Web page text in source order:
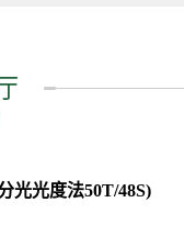
光光度法50T/48S)